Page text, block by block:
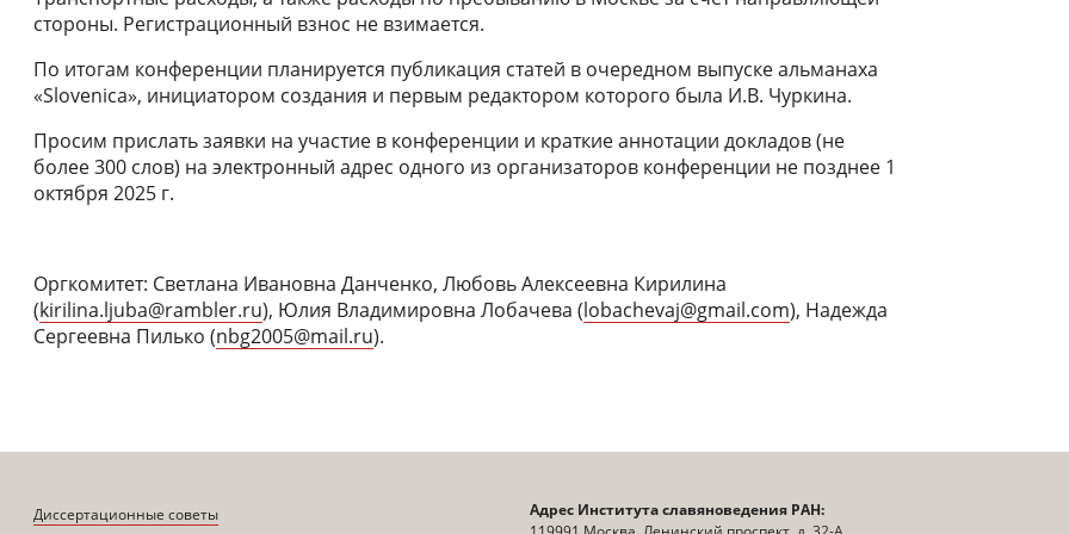
стороны. Регистрационный взнос не взимается.
По итогам конференции планируется публикация статей в очередном выпуске альманаха
«Sloveniсa», инициатором создания и первым редактором которого была И.В. Чуркина.
Просим прислать заявки на участие в конференции и краткие аннотации докладов (не
более 300 слов) на электронный адрес одного из организаторов конференции не позднее 1
октября 2025 г.
Оргкомитет: Светлана Ивановна Данченко, Любовь Алексеевна Кирилина
(kirilina.ljuba@rambler.ru), Юлия Владимировна Лобачева (lobachevaj@gmail.com), Надежда
Сергеевна Пилько (nbg2005@mail.ru).
Диссертационные советы
Адрес Института славяноведения РАН: